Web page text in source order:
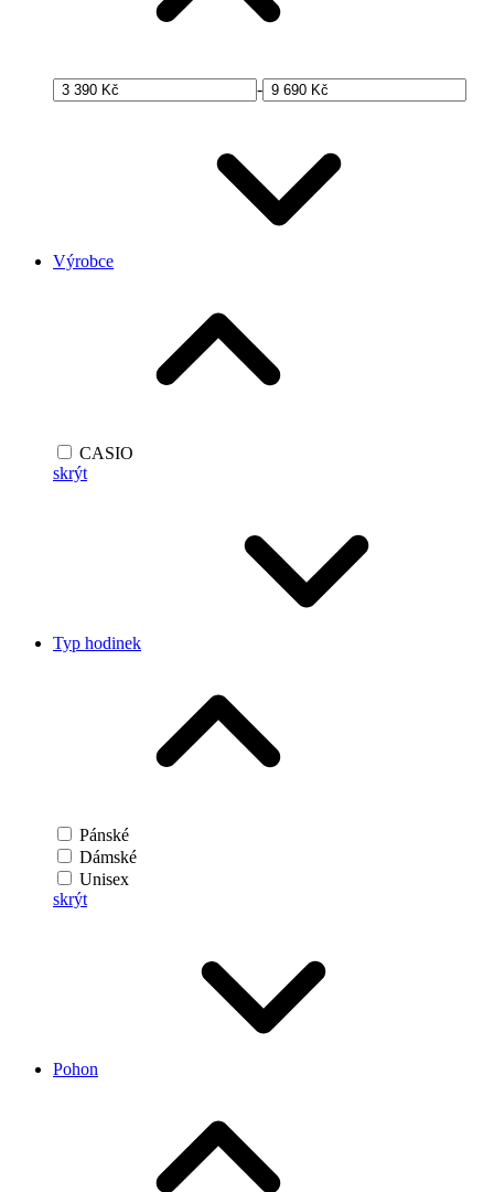
-
Výrobce
CASIO
skrýt
Typ hodinek
Pánské
Dámské
Unisex
skrýt
Pohon